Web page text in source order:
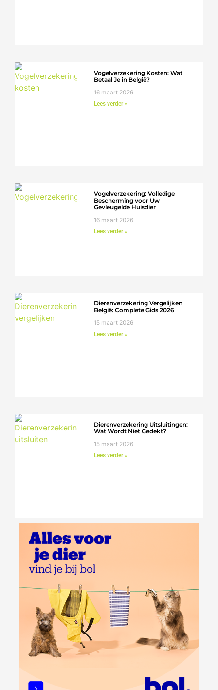
Vogelverzekering Kosten: Wat
Betaal Je in België?
16 maart 2026
Lees verder »
Vogelverzekering: Volledige
Bescherming voor Uw
Gevleugelde Huisdier
16 maart 2026
Lees verder »
Dierenverzekering Vergelijken
België: Complete Gids 2026
15 maart 2026
Lees verder »
Dierenverzekering Uitsluitingen:
Wat Wordt Niet Gedekt?
15 maart 2026
Lees verder »